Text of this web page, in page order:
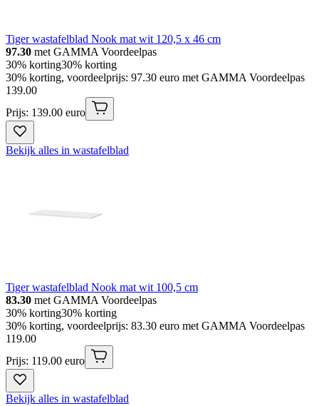
Tiger wastafelblad Nook mat wit 120,5 x 46 cm
97.30 met GAMMA Voordeelpas
30% korting30% korting
30% korting, voordeelprijs: 97.30 euro met GAMMA Voordeelpas
139.00
Prijs: 139.00 euro
Bekijk alles in wastafelblad
Tiger wastafelblad Nook mat wit 100,5 cm
83.30 met GAMMA Voordeelpas
30% korting30% korting
30% korting, voordeelprijs: 83.30 euro met GAMMA Voordeelpas
119.00
Prijs: 119.00 euro
Bekijk alles in wastafelblad